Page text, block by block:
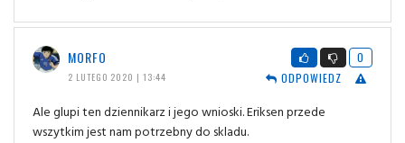
MORFO
2 LUTEGO 2020 | 13:44
0
ODPOWIEDZ
Ale glupi ten dziennikarz i jego wnioski. Eriksen przede
wszytkim jest nam potrzebny do skladu.